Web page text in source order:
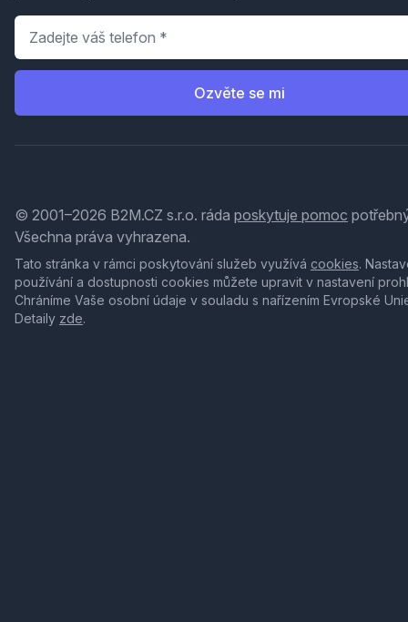
Telefon
Ozvěte se mi
© 2001–2026 B2M.CZ s.r.o. ráda poskytuje pomoc
Všechna práva vyhrazena.
Tato stránka v rámci poskytování služeb využívá cookies.
používání a dostupnosti cookies můžete upravit v nastavení
Chráníme Vaše osobní údaje v souladu s nařízením Evropské
Detaily zde.